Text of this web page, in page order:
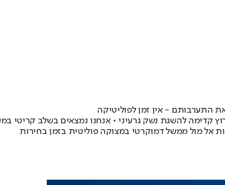
את התערבותם - אין זמן לפוליטיקה
קדימה להשגת נשק גרעיני • אנחנו נמצאים בשלב
אל מול ממשל דמוקרטי במצוקה פוליטית בזמן בחירות